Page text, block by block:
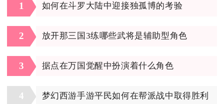
1 如何在斗罗大陆中迎接独孤博的考验
2 放开那三国3练哪些武将是辅助型角色
3 据点在万国觉醒中扮演着什么角色
4 梦幻西游手游平民如何在帮派战中取得胜利